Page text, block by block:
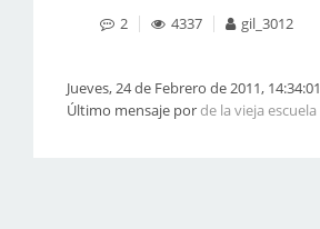
2 4337 gil_3012
Jueves, 24 de Febrero de 2011, 14:34:01
Último mensaje porde la vieja escuela